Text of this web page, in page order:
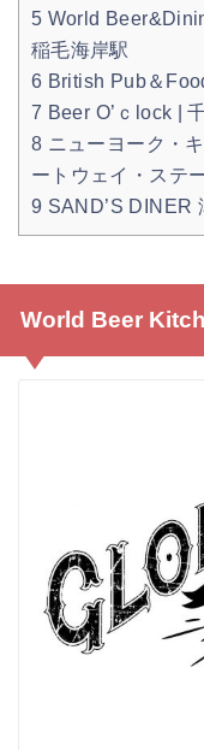
5 World
稲毛海岸駅
6 British Pub＆
7 Beer O’ｃlock |
8 ニューヨーク・
ートウェイ・ステ
9 SAND’S DINER
World Beer